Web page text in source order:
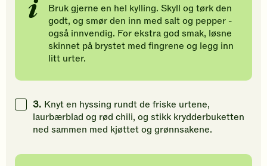
Bruk gjerne en hel kylling. Skyll og tørk den
godt, og smør den inn med salt og pepper -
også innvendig. For ekstra god smak, løsne
skinnet på brystet med fingrene og legg inn
litt urter.
3. Knyt en hyssing rundt de friske urtene,
laurbærblad og rød chili, og stikk krydderbuketten
ned sammen med kjøttet og grønnsakene.